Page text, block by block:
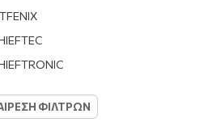
MASTER
ΦΙΛΤΡΩΝ